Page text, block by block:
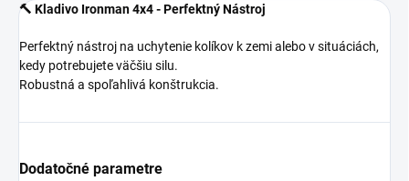
🔨 Kladivo Ironman 4x4 - Perfektný Nástroj
Perfektný nástroj na uchytenie kolíkov k zemi alebo v situáciách,
kedy potrebujete väčšiu silu.
Robustná a spoľahlivá konštrukcia.
Dodatočné parametre